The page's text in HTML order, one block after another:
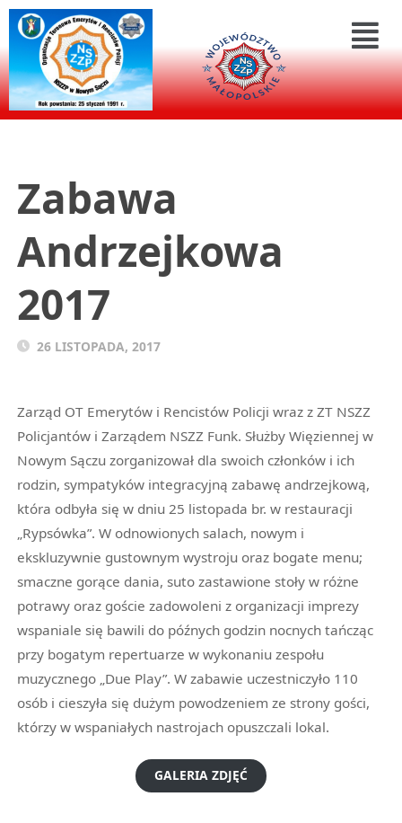
Zabawa
Andrzejkowa
2017
26 LISTOPADA, 2017
Zarząd OT Emerytów i Rencistów Policji wraz z ZT NSZZ
Policjantów i Zarządem NSZZ Funk. Służby Więziennej w
Nowym Sączu zorganizował dla swoich członków i ich
rodzin, sympatyków integracyjną zabawę andrzejkową,
która odbyła się w dniu 25 listopada br. w restauracji
„Rypsówka”. W odnowionych salach, nowym i
ekskluzywnie gustownym wystroju oraz bogate menu;
smaczne gorące dania, suto zastawione stoły w różne
potrawy oraz goście zadowoleni z organizacji imprezy
wspaniale się bawili do późnych godzin nocnych tańcząc
przy bogatym repertuarze w wykonaniu zespołu
muzycznego „Due Play”. W zabawie uczestniczyło 110
osób i cieszyła się dużym powodzeniem ze strony gości,
którzy w wspaniałych nastrojach opuszczali lokal.
GALERIA ZDJĘĆ